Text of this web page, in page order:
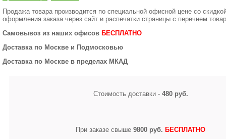
Продажа товара производится по специальной офисной цене со
оформления заказа через сайт и распечатки страницы с перечнем
Самовывоз из наших офисов БЕСПЛАТНО
Доставка по Москве и Подмосковью
Доставка по Москве в пределах МКАД
Стоимость доставки - 480 руб.
При заказе свыше 9800 руб. БЕСПЛАТНО